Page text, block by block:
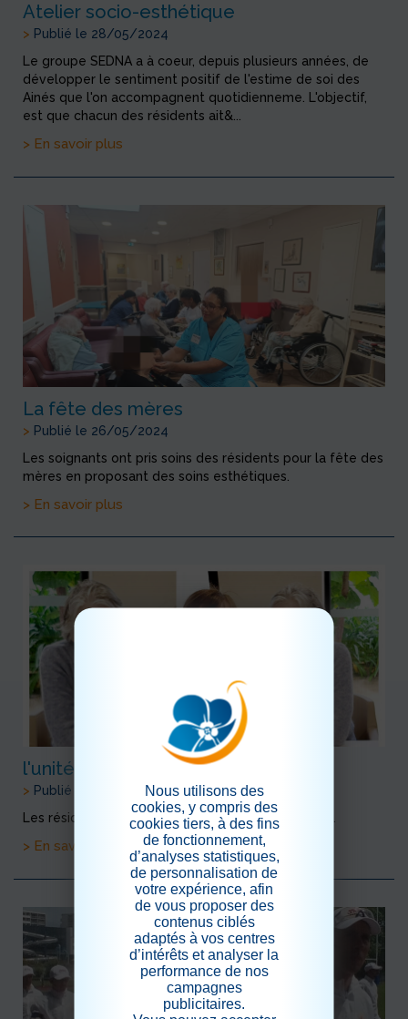
Atelier socio-esthétique
> Publié le 28/05/2024
Le groupe SEDNA a à coeur, depuis plusieurs années, de
développer le sentiment positif de l'estime de soi des
Ainés que l'on accompagnent quotidienneme. L'objectif,
est que chacun des résidents ait&...
> En savoir plus
La fête des mères
> Publié le 26/05/2024
Les soignants ont pris soins des résidents pour la fête des
mères en proposant des soins esthétiques.
> En savoir plus
l'unité protégée
> Publié le 26/05/2024
Les résidents ont participé à des jeux de mémoire.
> En savoir plus
Nous utilisons des
cookies, y compris des
cookies tiers, à des fins
de fonctionnement,
d’analyses statistiques,
de personnalisation de
votre expérience, afin
de vous proposer des
contenus ciblés
adaptés à vos centres
d’intérêts et analyser la
performance de nos
campagnes
publicitaires.